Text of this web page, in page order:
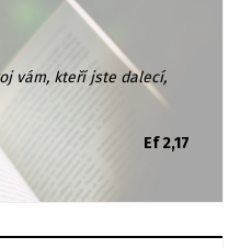
vám, kteří jste dalecí,
Ef 2,17